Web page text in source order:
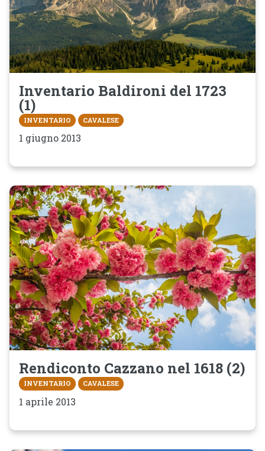
Inventario Baldironi del 1723
(1)
INVENTARIO CAVALESE
1 giugno 2013
Rendiconto Cazzano nel 1618 (2)
INVENTARIO CAVALESE
1 aprile 2013